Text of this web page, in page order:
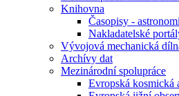
Knihovna
Časopisy -
Nakladatelské
Vývojová mechanická
Archívy dat
Mezinárodní spolupráce
Evropská kosmická